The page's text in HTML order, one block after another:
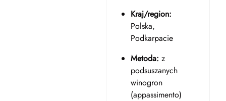
Kraj/region:
Polska,
Podkarpacie
Metoda: z
podsuszanych
winogron
(appassimento)